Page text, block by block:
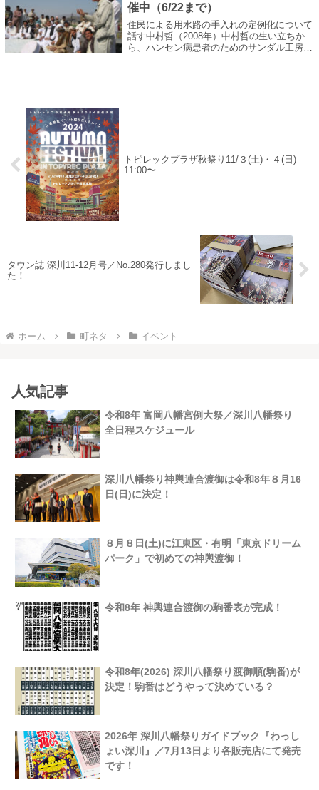
催中（6/22まで）
住民による用水路の手入れの定例化について
話す中村哲（2008年）中村哲の生い立ちか
ら、ハンセン病患者のためのサンダル工房、
トピレックプラザ秋祭り11/３(土)・４(日)
11:00〜
タウン誌 深川11-12月号／No.280発行しまし
た！
ホーム 町ネタ イベント
人気記事
令和8年 富岡八幡宮例大祭／深川八幡祭り
全日程スケジュール
深川八幡祭り神輿連合渡御は令和8年８月16
日(日)に決定！
８月８日(土)に江東区・有明「東京ドリーム
パーク」で初めての神輿渡御！
令和8年 神輿連合渡御の駒番表が完成！
令和8年(2026) 深川八幡祭り渡御順(駒番)が
決定！駒番はどうやって決めている？
2026年 深川八幡祭りガイドブック『わっし
ょい深川』／7月13日より各販売店にて発売
です！